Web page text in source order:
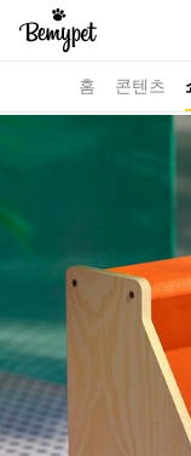
홈 콘텐츠